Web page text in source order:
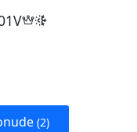
(2)